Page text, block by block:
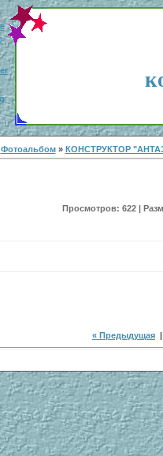
Фотоальбом» КОНСТРУКТОР
Просмотров: 622 |
« Предыдущая |